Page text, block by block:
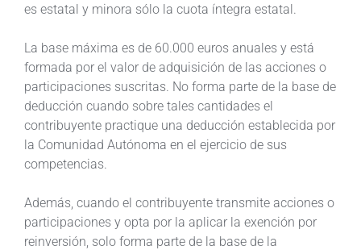
es estatal y minora sólo la cuota íntegra estatal.
La base máxima es de 60.000 euros anuales y está
formada por el valor de adquisición de las acciones o
participaciones suscritas. No forma parte de la base de
deducción cuando sobre tales cantidades el
contribuyente practique una deducción establecida por
la Comunidad Autónoma en el ejercicio de sus
competencias.
Además, cuando el contribuyente transmite acciones o
participaciones y opta por la aplicar la exención por
reinversión, solo forma parte de la base de la